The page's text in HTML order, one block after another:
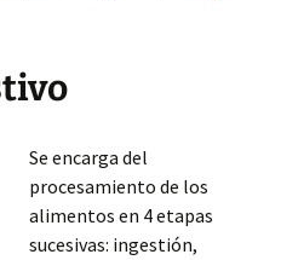
Se encarga del
procesamiento de los
alimentos en 4 etapas
sucesivas: ingestión,